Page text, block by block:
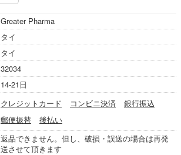
Greater Pharma
タイ
タイ
32034
14-21日
クレジットカード コンビニ決済
銀行振込
郵便振替
後払い
返品できません。但し、破損・誤送の場合は再発
送させて頂きます